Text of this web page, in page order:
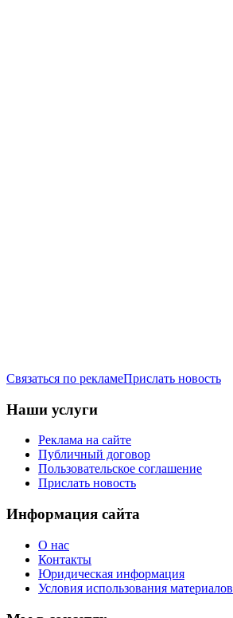
Связаться по рекламеПрислать новость
Наши услуги
Реклама на сайте
Публичный договор
Пользовательское соглашение
Прислать новость
Информация сайта
О нас
Контакты
Юридическая информация
Условия использования материалов